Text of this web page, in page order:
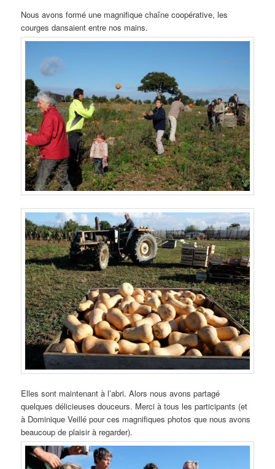
Nous avons formé une magnifique chaîne coopérative, les
courges dansaient entre nos mains.
Elles sont maintenant à l’abri. Alors nous avons partagé
quelques délicieuses douceurs. Merci à tous les participants (et
à Dominique Veillé pour ces magnifiques photos que nous avons
beaucoup de plaisir à regarder).